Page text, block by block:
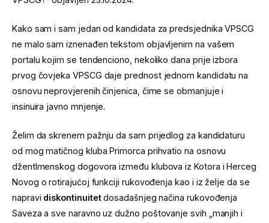
Kako sam i sam jedan od kandidata za predsjednika VPSCG
ne malo sam iznenađen tekstom objavljenim na vašem
portalu kojim se tendenciono, nekoliko dana prije izbora
prvog čovjeka VPSCG daje prednost jednom kandidatu na
osnovu neprovjerenih činjenica, čime se obmanjuje i
insinuira javno mnjenje.
Želim da skrenem pažnju da sam prijedlog za kandidaturu
od mog matičnog kluba Primorca prihvatio na osnovu
džentlmenskog dogovora između klubova iz Kotora i Herceg
Novog o rotirajućoj funkciji rukovođenja kao i iz želje da se
napravi diskontinuitetdosadašnjeg načina rukovođenja
Saveza a sve naravno uz dužno poštovanje svih „manjih i